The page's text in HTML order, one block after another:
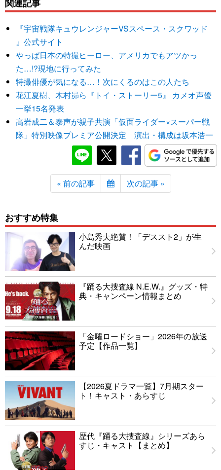
関連記事
『宇宙戦隊キュウレンジャーVSスペース・スクワッド
』公式サイト
やっぱ日本の特撮ヒーロー、アメリカでもアツかっ
た…!?現地に行ってみた
特撮俳優が気になる…！次にくるのはこの人たち
花江夏樹、木村昴ら『トイ・ストーリー5』 カメオ声優
一挙15名発表
高岩成二＆泰声が親子共演「仮面ライダー×スーパー戦
隊」特別映像プレミア公開決定 演出・構成は坂本浩一
« 前の記事 次の記事 »
おすすめ特集
小島秀夫絶賛！「デススト2」が生
んだ映画
『踊る大捜査線 N.E.W.』グッズ・特
典・キャンペーン情報まとめ
「金曜ロードショー」2026年の放送
予定【作品一覧】
【2026夏ドラマ一覧】7月期スター
ト！キャスト・あらすじ
歴代『踊る大捜査線』シリーズあら
すじ・キャスト【まとめ】